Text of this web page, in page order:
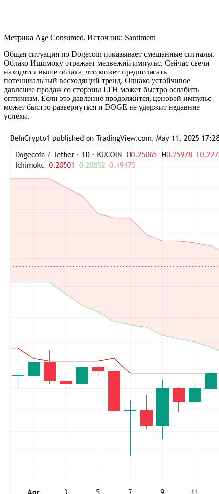
Метрика Age Consumed. Источник: Santiment
Общая ситуация по Dogecoin показывает смешанные сигналы.
Облако Ишимоку отражает медвежий импульс. Сейчас свечи
находятся выше облака, что может предполагать
потенциальный восходящий тренд. Однако устойчивое
давление продаж со стороны LTH может быстро ослабить
оптимизм. Если это давление продолжится, ценовой импульс
может быстро развернуться и DOGE не удержит недавние
успехи.